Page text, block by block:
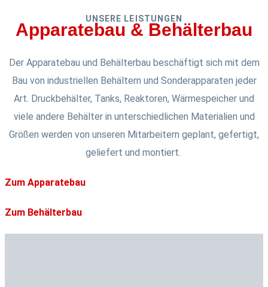
UNSERE LEISTUNGEN
Apparatebau & Behälterbau
Der Apparatebau und Behälterbau beschäftigt sich mit dem
Bau von industriellen Behältern und Sonderapparaten jeder
Art. Druckbehälter, Tanks, Reaktoren, Wärmespeicher und
viele andere Behälter in unterschiedlichen Materialien und
Größen werden von unseren Mitarbeitern geplant, gefertigt,
geliefert und montiert.
Zum Apparatebau
Zum Behälterbau